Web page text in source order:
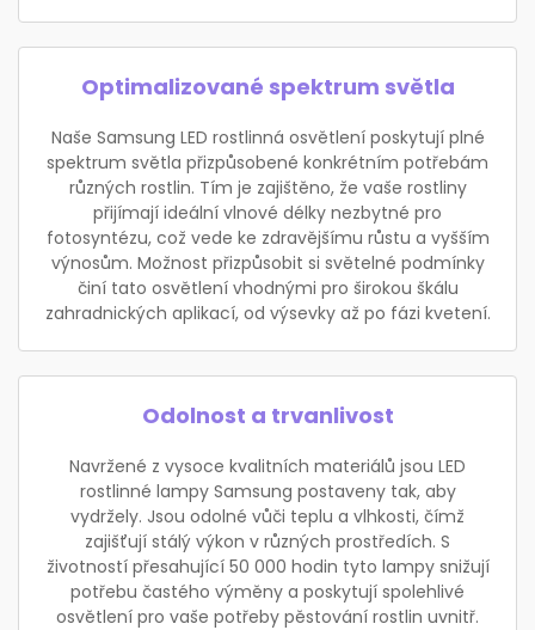
Optimalizované spektrum světla
Naše Samsung LED rostlinná osvětlení poskytují plné
spektrum světla přizpůsobené konkrétním potřebám
různých rostlin. Tím je zajištěno, že vaše rostliny
přijímají ideální vlnové délky nezbytné pro
fotosyntézu, což vede ke zdravějšímu růstu a vyšším
výnosům. Možnost přizpůsobit si světelné podmínky
činí tato osvětlení vhodnými pro širokou škálu
zahradnických aplikací, od výsevky až po fázi kvetení.
Odolnost a trvanlivost
Navržené z vysoce kvalitních materiálů jsou LED
rostlinné lampy Samsung postaveny tak, aby
vydržely. Jsou odolné vůči teplu a vlhkosti, čímž
zajišťují stálý výkon v různých prostředích. S
životností přesahující 50 000 hodin tyto lampy snižují
potřebu častého výměny a poskytují spolehlivé
osvětlení pro vaše potřeby pěstování rostlin uvnitř.